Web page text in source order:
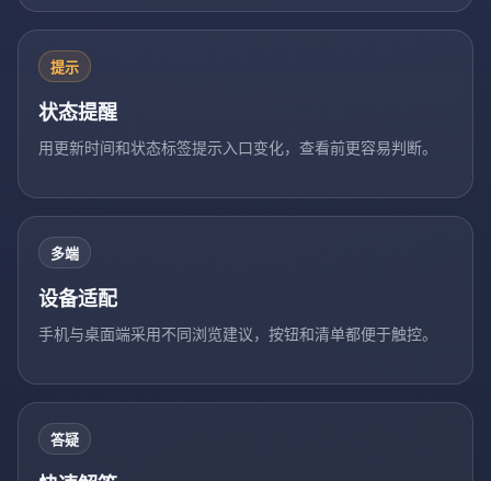
提示
状态提醒
用更新时间和状态标签提示入口变化，查看前更容易判断。
多端
设备适配
手机与桌面端采用不同浏览建议，按钮和清单都便于触控。
答疑